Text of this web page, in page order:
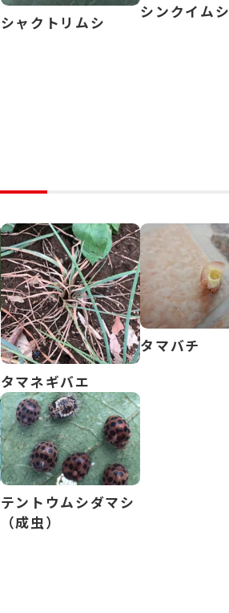
シャクトリムシ
シンクイムシ
タマネギバエ
タマバチ
テントウムシダマシ
（成虫）